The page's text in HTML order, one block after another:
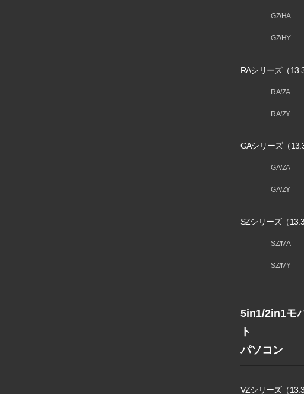
GZ/HA
GZ/HY
RAシリーズ（13.3
RA/ZA
RA/ZY
GAシリーズ（13.3
GA/ZA
GA/ZY
SZシリーズ（13.3
SZ/MA
SZ/MY
5in1/2in1モ
ト
パソコン
VZシリーズ（13.3